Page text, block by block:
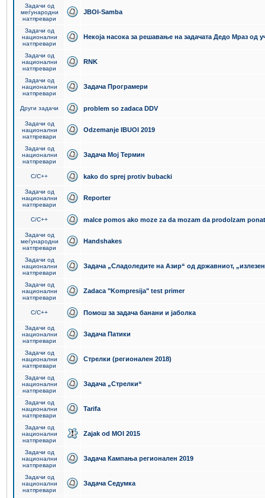
Задачи од
меѓународни
натпревари
JBOI-Samba
Задачи од
национални
натпревари
Некоја насока за решавање на задачата Дедо Мраз од
Задачи од
национални
натпревари
RNK
Задачи од
национални
натпревари
Задача Програмери
Други задачи problem so zadaca DDV
Задачи од
национални
натпревари
Odzemanje IBUOI 2019
Задачи од
национални
натпревари
Задача Мој Термин
C/C++ kako do sprej protiv bubacki
Задачи од
национални
натпревари
Reporter
C/C++ malce pomos ako moze za da mozam da prodolzam
Задачи од
меѓународни
натпревари
Handshakes
Задачи од
национални
натпревари
Задача „Сладоледите на Азир“ од државниот,
Задачи од
национални
натпревари
Zadaca "Kompresija" test primer
C/C++ Помош за задача банани и јаболка
Задачи од
национални
натпревари
Задача Патики
Задачи од
национални
натпревари
Стрелки (регионален 2018)
Задачи од
национални
натпревари
Задача „Стрелки“
Задачи од
национални
натпревари
Tarifa
Задачи од
национални
натпревари
Zajak od MOI 2015
Задачи од
национални
натпревари
Задача Кампања регионален 2019
Задачи од
национални
натпревари
Задача Седумка